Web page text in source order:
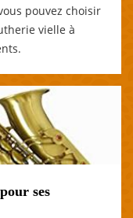
pouvez choisir
vielle à
ses